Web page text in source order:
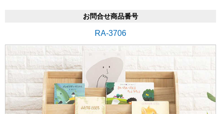
お問合せ商品番号
RA-3706